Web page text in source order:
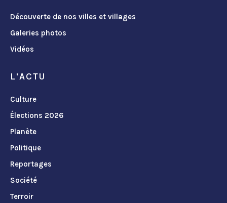
Découverte de nos villes et villages
Galeries photos
Vidéos
L'ACTU
Culture
Élections 2026
Planète
Politique
Reportages
Société
Terroir